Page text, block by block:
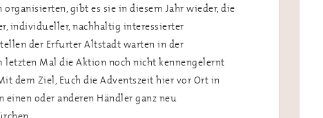
gibt es sie in diesem Jahr wieder, die
individueller, nachhaltig interessierter
der Erfurter Altstadt warten in der
Mal die Aktion noch nicht kennengelernt
dem Ziel, Euch die Adventszeit hier vor Ort in
oder anderen Händler ganz neu